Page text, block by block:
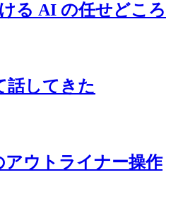
る AI の任せどころ
話してきた
アウトライナー操作